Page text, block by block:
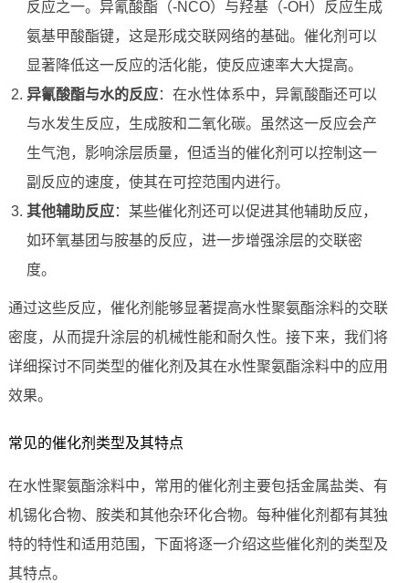
反应之一。异氰酸酯（-NCO）与羟基（-OH）反应生成
氨基甲酸酯键，这是形成交联网络的基础。催化剂可以
显著降低这一反应的活化能，使反应速率大大提高。
异氰酸酯与水的反应：在水性体系中，异氰酸酯还可以
与水发生反应，生成胺和二氧化碳。虽然这一反应会产
生气泡，影响涂层质量，但适当的催化剂可以控制这一
副反应的速度，使其在可控范围内进行。
其他辅助反应：某些催化剂还可以促进其他辅助反应，
如环氧基团与胺基的反应，进一步增强涂层的交联密
度。
通过这些反应，催化剂能够显著提高水性聚氨酯涂料的交联
密度，从而提升涂层的机械性能和耐久性。接下来，我们将
详细探讨不同类型的催化剂及其在水性聚氨酯涂料中的应用
效果。
常见的催化剂类型及其特点
在水性聚氨酯涂料中，常用的催化剂主要包括金属盐类、有
机锡化合物、胺类和其他杂环化合物。每种催化剂都有其独
特的特性和适用范围，下面将逐一介绍这些催化剂的类型及
其特点。